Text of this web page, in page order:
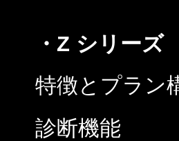
・Z シリーズ
特徴とプラン
診断機能